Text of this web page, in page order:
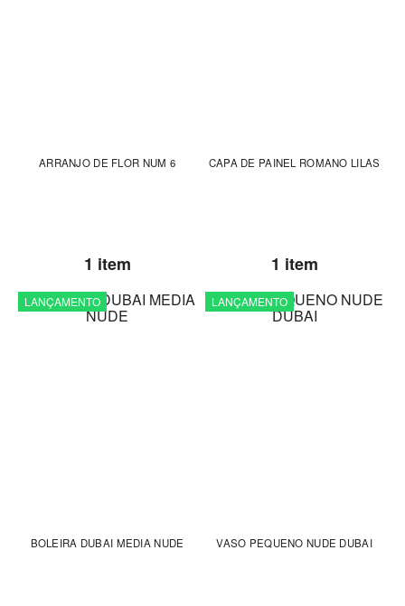
ARRANJO DE FLOR NUM 6
1 item
CAPA DE PAINEL ROMANO LILAS
1 item
LANÇAMENTO
BOLEIRA DUBAI MEDIA NUDE
LANÇAMENTO
VASO PEQUENO NUDE DUBAI